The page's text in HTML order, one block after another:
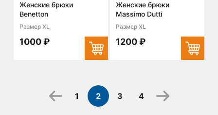
Женские брюки
Benetton
Размер XL
1000 ₽
Женские брюки
Massimo Dutti
Размер XL
1200 ₽
1 2 3 4